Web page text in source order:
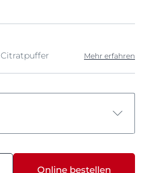
Mehr erfahren
Online bestellen